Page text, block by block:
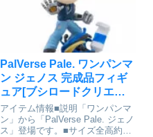
PalVerse Pale. ワンパンマ
ン ジェノス 完成品フィギ
ュア[ブシロードクリエイ
ティブ]が予約受付中
アイテム情報■説明「ワンパンマ
ン」から「PalVerse Pale. ジェノ
ス」登場です。■サイズ全高約